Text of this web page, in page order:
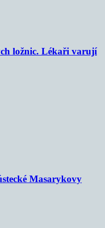
ložnic. Lékaři varují
Masarykovy